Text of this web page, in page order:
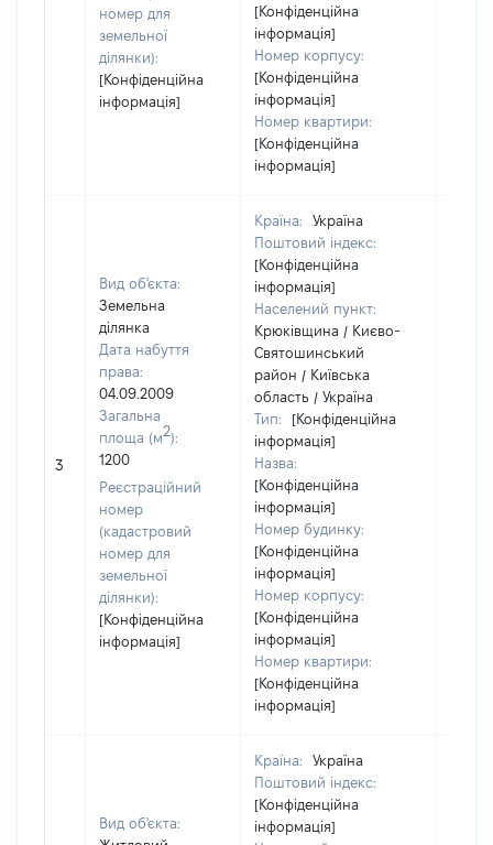
номер для
земельної
ділянки):
[Конфіденційна
інформація]
[Конфіденційна
інформація]
Номер корпусу:
[Конфіденційна
інформація]
Номер квартири:
[Конфіденційна
інформація]
3
Вид об'єкта:
Земельна
ділянка
Дата набуття
права:
04.09.2009
Загальна
площа (м2):
1200
Реєстраційний
номер
(кадастровий
номер для
земельної
ділянки):
[Конфіденційна
інформація]
Країна:
Україна
Поштовий індекс:
[Конфіденційна
інформація]
Населений пункт:
Крюківщина / Києво-
Святошинський
район / Київська
область / Україна
Тип:
[Конфіденційна
інформація]
Назва:
[Конфіденційна
інформація]
Номер будинку:
[Конфіденційна
інформація]
Номер корпусу:
[Конфіденційна
інформація]
Номер квартири:
[Конфіденційна
інформація]
Вид об'єкта:
Країна:
Україна
Поштовий індекс:
[Конфіденційна
інформація]